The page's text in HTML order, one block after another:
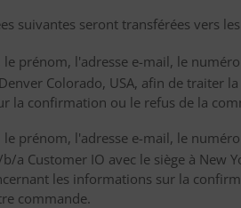
suivantes seront transférées vers
le prénom, l'adresse e-mail, le
Colorado, USA, afin de traiter
la confirmation ou le refus de la
le prénom, l'adresse e-mail, le
a Customer IO avec le siège à New
les informations sur la
commande.